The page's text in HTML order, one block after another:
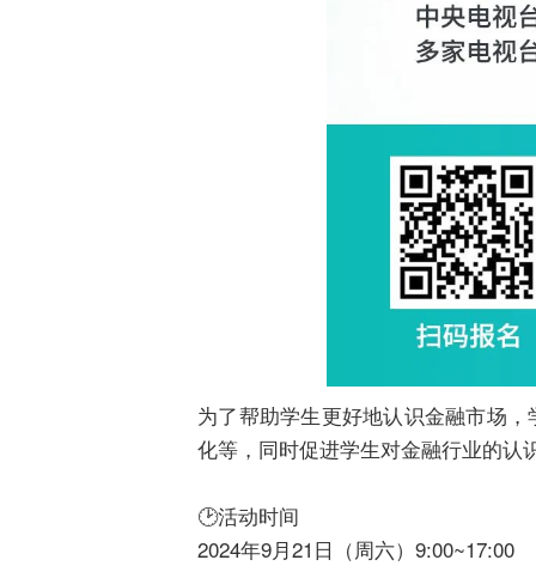
为了帮助学生更好地认识金融市场
化等，同时促进学生对金融行业的认
🕑活动时间
2024年9月21日（周六）9:00~17:00